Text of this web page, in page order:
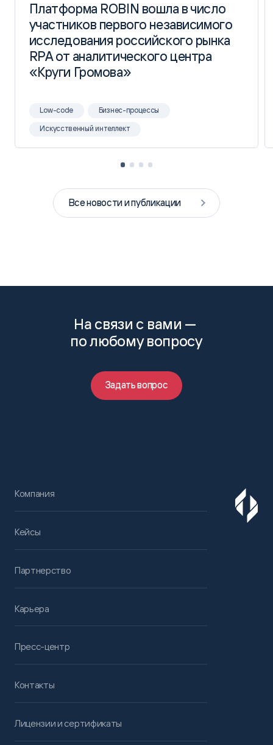
Платформа ROBIN вошла в число
участников первого независимого
исследования российского рынка
RPA от аналитического центра
«Круги Громова»
Платформа ROBIN вошла в число
участников первого независимого
исследования российского рынка
RPA от аналитического центра
«Круги Громова»
Low-code Бизнес-процессы
Искусственный интеллект
Все новости и публикации
На связи с вами —
по любому вопросу
Задать вопрос
Компания
Кейсы
Партнерство
Карьера
Пресс-центр
Контакты
Лицензии и сертификаты